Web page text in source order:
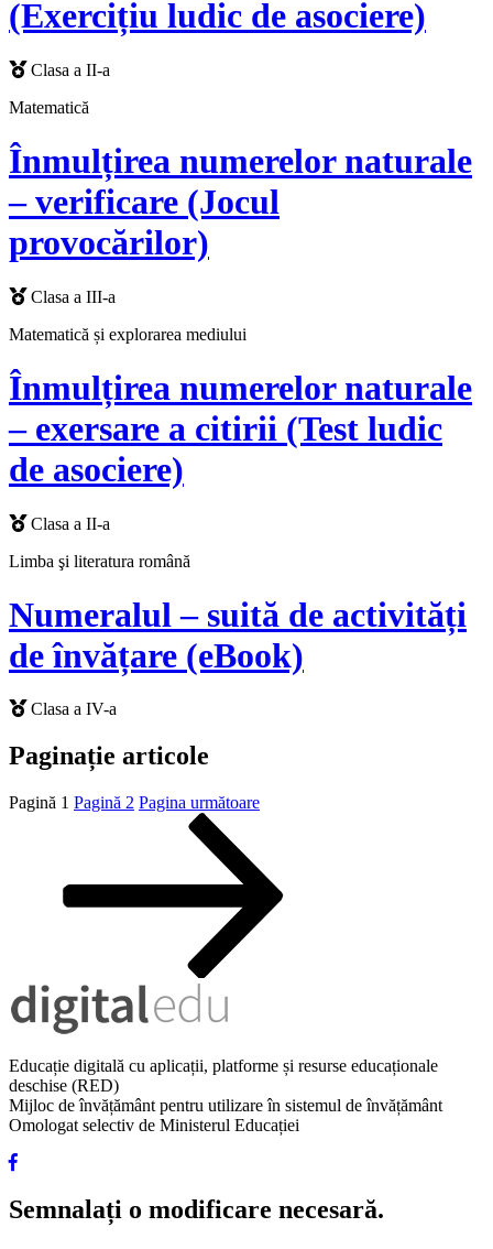
(Exercițiu ludic de asociere)
Clasa a II-a
Matematică
Înmulțirea numerelor naturale
– verificare (Jocul
provocărilor)
Clasa a III-a
Matematică și explorarea mediului
Înmulțirea numerelor naturale
– exersare a citirii (Test ludic
de asociere)
Clasa a II-a
Limba şi literatura română
Numeralul – suită de activități
de învățare (eBook)
Clasa a IV-a
Paginație articole
Pagină 1 Pagină 2 Pagina următoare
Educație digitală cu aplicații, platforme și resurse educaționale
deschise (RED)
Mijloc de învățământ pentru utilizare în sistemul de învățământ
Omologat selectiv de Ministerul Educației
Semnalați o modificare necesară.